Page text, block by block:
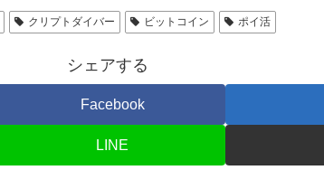
クリプトダイバー ビットコイン ポイ活
シェアする
Facebook
LINE